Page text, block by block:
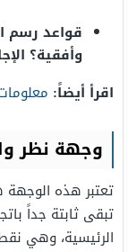
قواعد رسم
وأفقية؟
اقرأ أيضاً:
وجهة نظر
تعتبر هذه
تبقى ثابتة جداً
الرئيسية، وهي